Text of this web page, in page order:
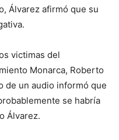
Álvarez afirmó que su
victimas del
Monarca, Roberto
de un audio informó que
se habría
Álvarez.